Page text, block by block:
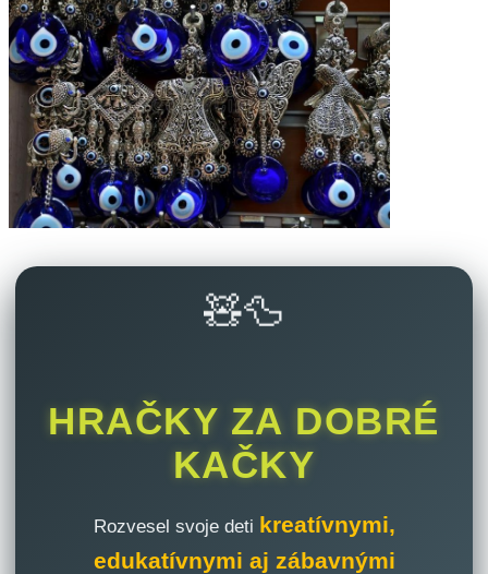
🧸🦆
HRAČKY ZA DOBRÉ
KAČKY
Rozvesel svoje deti kreatívnymi,
edukatívnymi aj zábavnými